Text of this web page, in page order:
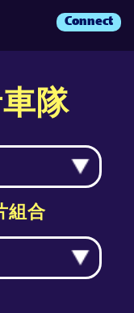
Connect
隊
組合